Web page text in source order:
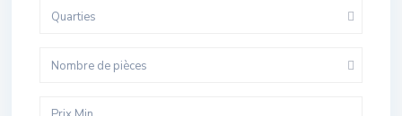
Quarties
Nombre de pièces